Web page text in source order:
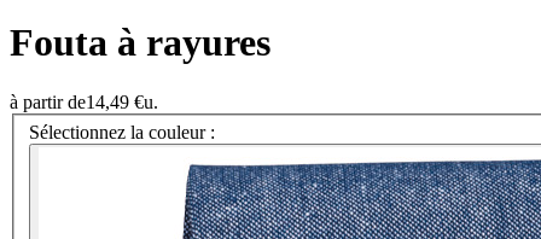
Fouta à rayures
à partir de14,49 €u.
Sélectionnez la couleur :